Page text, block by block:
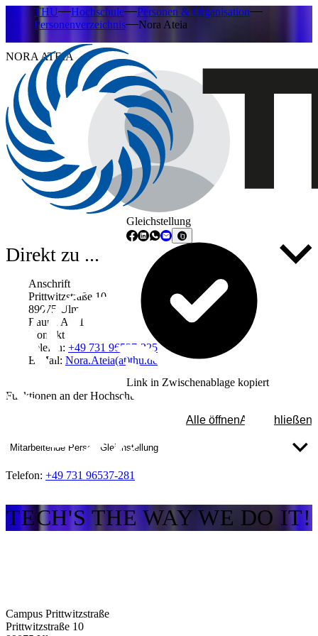
THU Hochschule
Personen & Organisation
Personenverzeichnis
Nora Ateia
NORA ATEIA
Gleichstellung
Link in Zwischenablage kopiert
Direkt zu ...
Anschrift
Prittwitzstraße 10
89075 Ulm
Raum: A111
Kontakt
Telefon: +49 731 96537-325
E-Mail: Nora.Ateia(at)thu.de
Funktionen an der Hochschule
Alle öffnenAlle schließen
Mitarbeitende Person Gleichstellung
Telefon: +49 731 96537-281
TECH'S THE WAY WE DO IT!
Campus Prittwitzstraße
Prittwitzstraße 10